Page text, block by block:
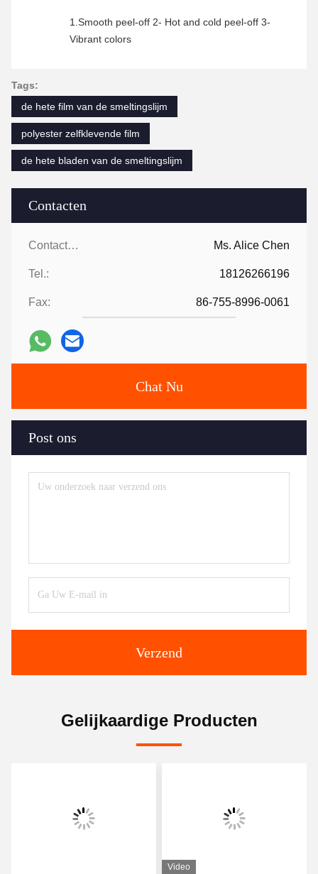
Contacten
Contacten: Ms. Alice Chen
Tel.: 18126266196
Fax: 86-755-8996-0061
Chat Nu
Post ons
Verzend
1.Smooth peel-off 2- Hot and cold peel-off 3-
Vibrant colors
Tags:
de hete film van de smeltingslijm
polyester zelfklevende film
de hete bladen van de smeltingslijm
Gelijkaardige Producten
Video